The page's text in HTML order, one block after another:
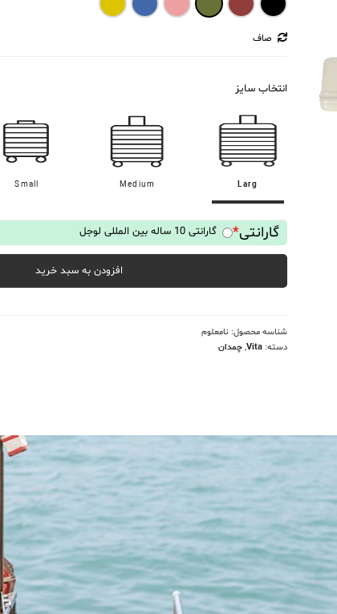
Black
Marsala Red
Olive Green
Rose
Steel Blue
Yellow Ochre
صاف
انتخاب سایز
Larg
Medium
Small
*گارانتی گارانتی 10 ساله بین المللی لوجل
افزودن به سبد خرید
شناسه محصول: نامعلوم
دسته:Vita
,چمدان